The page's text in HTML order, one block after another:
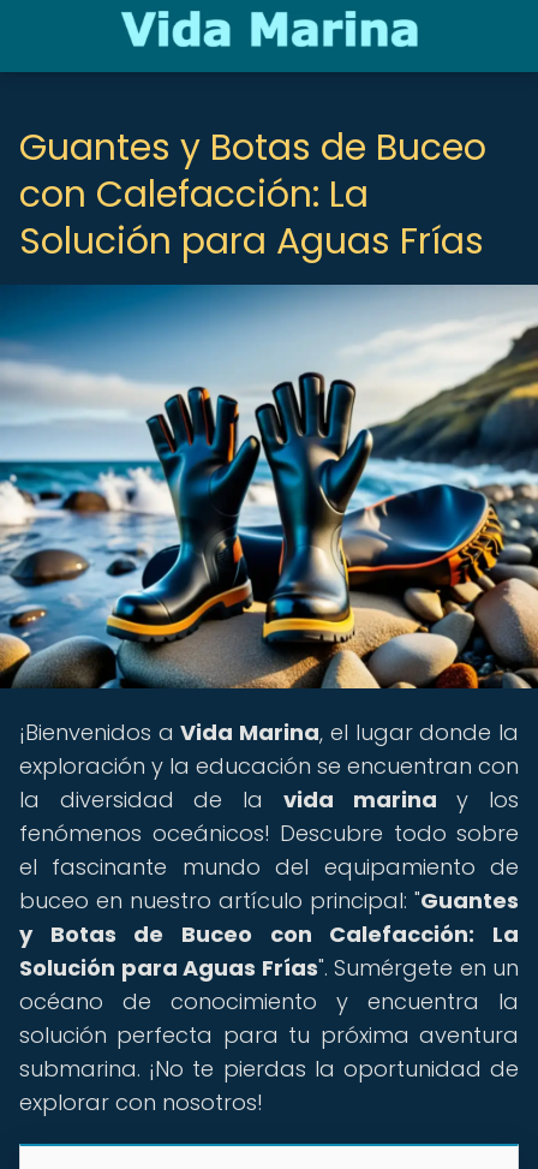
Guantes y Botas de Buceo
con Calefacción: La
Solución para Aguas Frías
¡Bienvenidos aVida Marina, el lugar donde la
exploración y la educación se encuentran con
la diversidad de la vida marina y los
fenómenos oceánicos! Descubre todo sobre
el fascinante mundo del equipamiento de
buceo en nuestro artículo principal: "Guantes
y Botas de Buceo con Calefacción: La
Solución para Aguas Frías". Sumérgete en un
océano de conocimiento y encuentra la
solución perfecta para tu próxima aventura
submarina. ¡No te pierdas la oportunidad de
explorar con nosotros!